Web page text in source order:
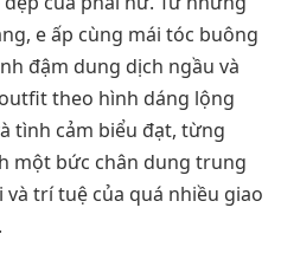
e ấp cùng mái tóc buông
đậm dung dịch ngầu và
theo hình dáng lộng
tình cảm biểu đạt, từng
một bức chân dung trung
trí tuệ của quá nhiều giao